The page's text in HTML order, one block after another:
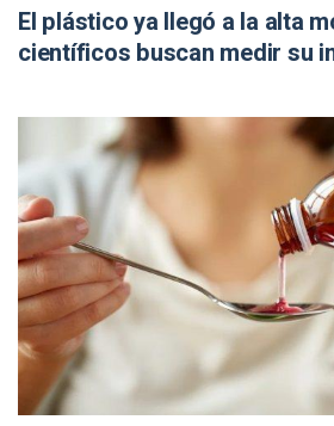
El plástico ya llegó a la alta
científicos buscan medir su